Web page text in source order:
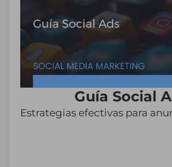
Guía Social
Estrategias efectivas para